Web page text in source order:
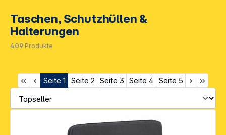
Taschen, Schutzhüllen &
Halterungen
409 Produkte
Seite 1 Seite 2 Seite 3 Seite 4 Seite 5